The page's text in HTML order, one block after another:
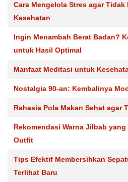
Cara Mengelola Stres agar Tidak
Kesehatan
Ingin Menambah Berat Badan?
untuk Hasil Optimal
Manfaat Meditasi untuk
Nostalgia 90-an: Kembalinya
Rahasia Pola Makan Sehat agar
Rekomendasi Warna Jilbab
Outfit
Tips Efektif Membersihkan
Terlihat Baru